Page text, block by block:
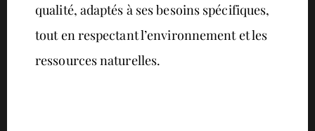
qualité, adaptés à ses besoins spécifiques,
tout en respectant l’environnement et les
ressources naturelles.